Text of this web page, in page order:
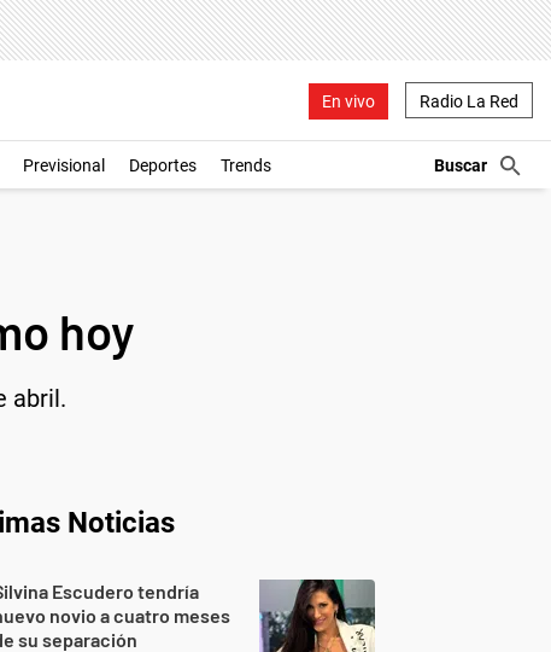
En vivo Radio La Red
Previsional Deportes Trends
hoy
abril.
Noticias
Escudero tendría
novio a cuatro meses
su separación